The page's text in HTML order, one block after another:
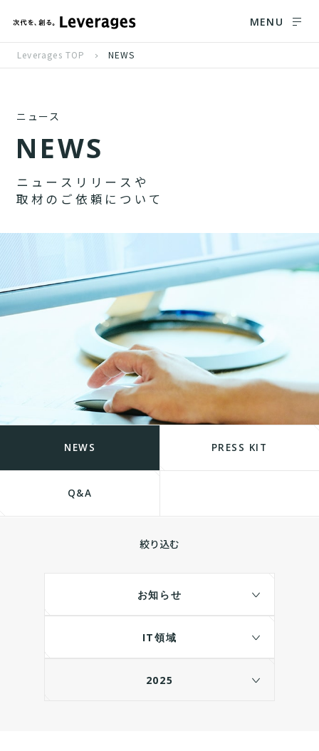
MENU
Leverages TOP NEWS
ニュース
NEWS
ニ ュ ー ス リ リ ー ス や
取 材 の ご 依 頼 に つ い て
NEWS PRESS KIT
Q&A
絞り込む
お知らせ
IT領域
2025